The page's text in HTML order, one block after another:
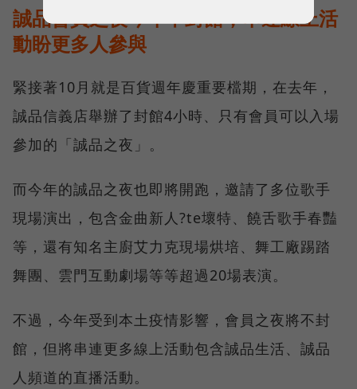
誠品會員之夜今年不封館，串連線上活
動盼更多人參與
緊接著10月就是百貨週年慶重要檔期，在去年，
誠品信義店舉辦了封館4小時、只有會員可以入場
參加的「誠品之夜」。
而今年的誠品之夜也即將開跑，邀請了多位歌手
現場演出，包含金曲新人?te壞特、饒舌歌手春豔
等，還有知名主廚艾力克現場烘培、舞工廠踢踏
舞團、雲門互動劇場等等超過20場表演。
不過，今年受到本土疫情影響，會員之夜將不封
館，但將串連更多線上活動包含誠品生活、誠品
人頻道的直播活動。